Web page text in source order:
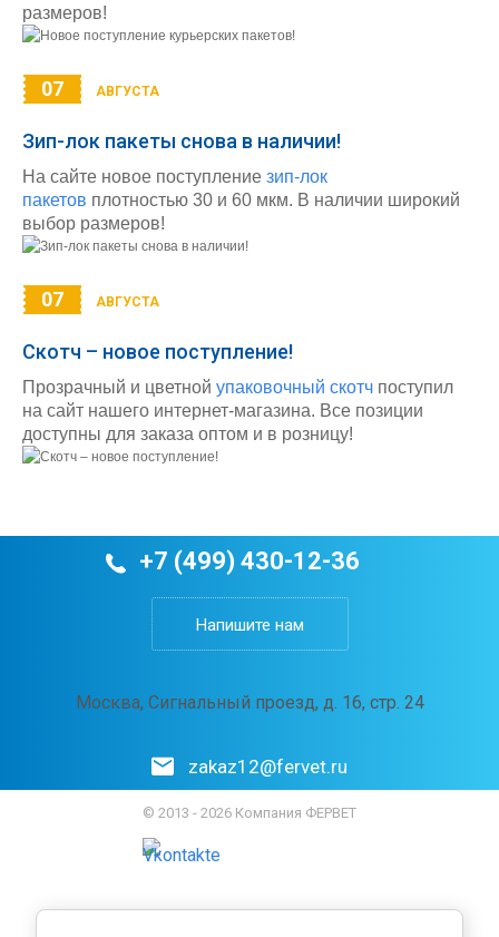
размеров!
07 АВГУСТА
Зип-лок пакеты снова в наличии!
На сайте новое поступление зип-лок
пакетов плотностью 30 и 60 мкм. В наличии широкий
выбор размеров!
07 АВГУСТА
Скотч – новое поступление!
Прозрачный и цветной упаковочный скотч поступил
на сайт нашего интернет-магазина. Все позиции
доступны для заказа оптом и в розницу!
+7 (499) 430-12-36
Напишите нам
Москва, Сигнальный проезд, д. 16, стр. 24
zakaz12@fervet.ru
© 2013 - 2026 Компания ФЕРВЕТ